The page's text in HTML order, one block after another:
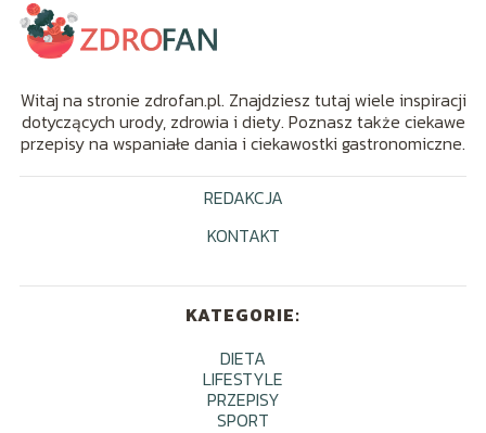
Witaj na stronie zdrofan.pl. Znajdziesz tutaj wiele inspiracji
dotyczących urody, zdrowia i diety. Poznasz także ciekawe
przepisy na wspaniałe dania i ciekawostki gastronomiczne.
REDAKCJA
KONTAKT
KATEGORIE:
DIETA
LIFESTYLE
PRZEPISY
SPORT